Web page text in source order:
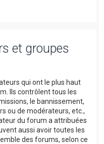
et groupes
qui ont le plus haut
Ils contrôlent tous les
le bannissement,
ou de modérateurs, etc.,
du forum a attribuées
aussi avoir toutes les
des forums, selon ce